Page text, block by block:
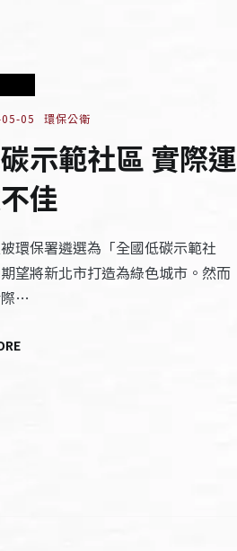
05 環保公衛
示範社區 實際運
佳
環保署遴選為「全國低碳示範社
望將新北市打造為綠色城市。然而
際…